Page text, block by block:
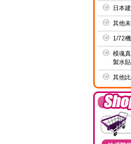
日本
其他
1/72
模魂
製水貼
其他